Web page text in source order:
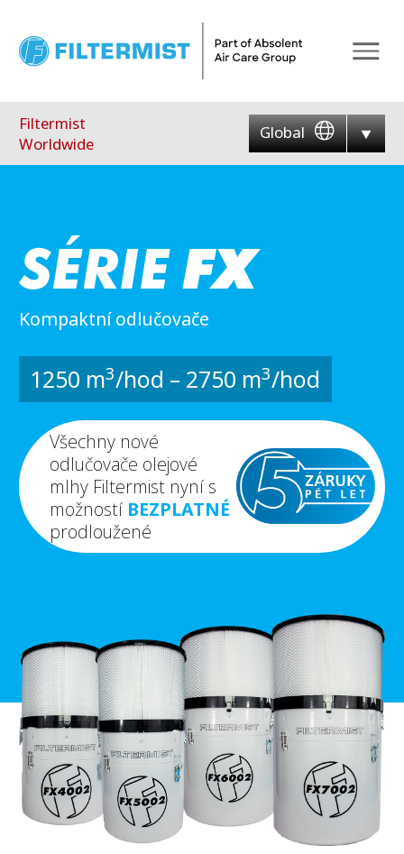
Filtermist
Worldwide
Global
Kompaktní odlučovače
1250 m3/hod – 2750 m3/hod
Všechny nové
odlučovače olejové
mlhy Filtermist nyní s
možností BEZPLATNÉ
prodloužené